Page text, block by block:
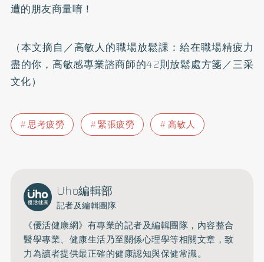
遭的朋友商量唷！
（本文摘自／高敏人的職場放鬆課：給在職場精疲力
盡的你，高敏感專業諮商師的42則放鬆處方箋／三采
文化）
思考疲勞 緊張疲勞 高敏人
Uho編輯部
記者及編輯團隊
《優活健康網》有專業的記者及編輯團隊，內容整合
醫學專業、健康生活乃至關係心理學等相關文章，致
力為讀者提供最正確的健康認知與保健常識。